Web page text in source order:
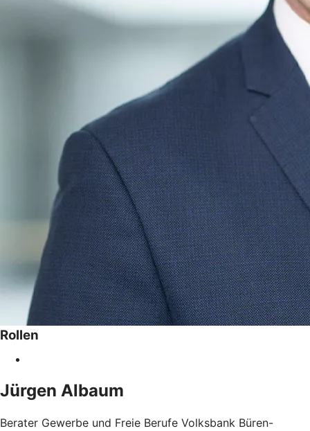
Rollen
Jürgen Albaum
Berater Gewerbe und Freie Berufe Volksbank Büren-